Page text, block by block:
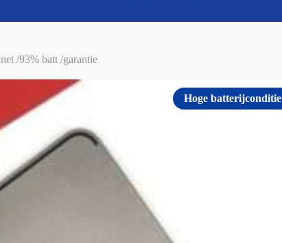
/93% batt /garantie
Hoge batterijconditie